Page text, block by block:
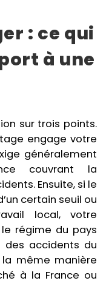
: ce qui
à une
sur trois points.
engage votre
généralement
couvrant la
Ensuite, si le
certain seuil ou
local, votre
régime du pays
des accidents du
même manière
à la France ou